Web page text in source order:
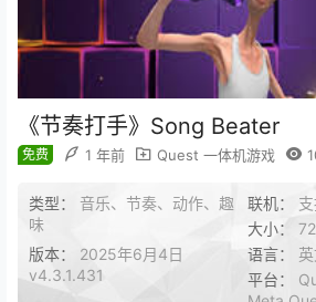
《节奏打手》Song Beater
免费 1 年前 Quest 一体机游戏
类型： 音乐、节奏、动作、趣
味
联机：
大小：
版本： 2025年6月4日
v4.3.1.431
语言：
平台：